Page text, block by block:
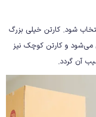
شود. کارتن خیلی بزرگ
و کارتن کوچک نیز
آن گردد.